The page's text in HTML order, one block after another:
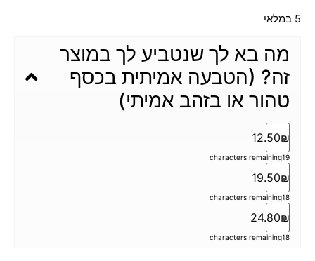
5 במלאי
מה בא לך שנטביע לך במוצר
זה? (הטבעה אמיתית בכסף
טהור או בזהב אמיתי)
12.50₪
19
characters remaining
19.50₪
18
characters remaining
24.80₪
18
characters remaining